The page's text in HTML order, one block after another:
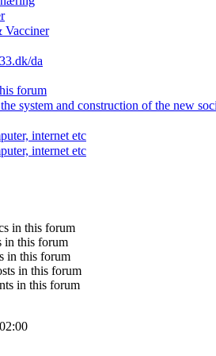
da
forum
system and construction of the new
internet etc
internet etc
in this forum
in this forum
in this forum
in this forum
in this forum